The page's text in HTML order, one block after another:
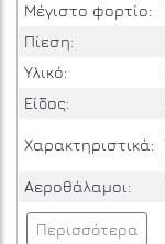
Μέγιστο φορτίο:
Πίεση:
Υλικό:
Είδος:
Χαρακτηριστικά:
Αεροθάλαμοι:
Περισσότερα